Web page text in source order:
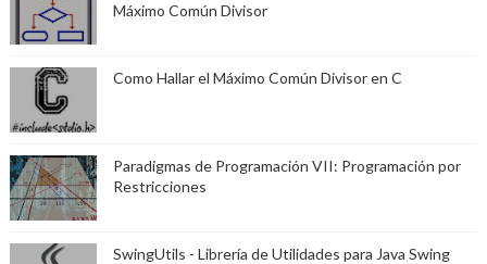
Máximo Común Divisor
Como Hallar el Máximo Común Divisor en C
Paradigmas de Programación VII: Programación por
Restricciones
SwingUtils - Librería de Utilidades para Java Swing